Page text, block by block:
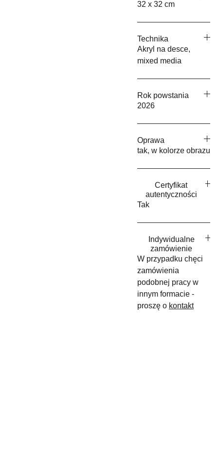
32 x 32 cm
Technika
Akryl na desce,
mixed media
Rok powstania
2026
Oprawa
tak, w kolorze obrazu
Certyfikat
autentyczności
Tak
Indywidualne
zamówienie
W przypadku chęci
zamówienia
podobnej pracy w
innym formacie -
proszę o kontakt